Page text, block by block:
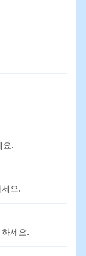
요.
세요.
하세요.